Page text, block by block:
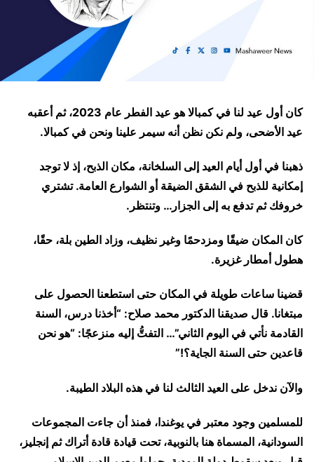
كان أول عيد لنا في كمبالا هو عيد الفطر عام 2023، ثم أعقبه
عيد الأضحى، ولم نكن نظن أنه سيمر علينا ونحن في كمبالا.
ذهبنا في أول أيام العيد إلى السلخانة، مكان الذبح، إذ لا توجد
إمكانية للذبح في الشقق الضيقة أو الشوارع العامة. تشتري
خروفك ثم تدفع به إلى الجزار… وتنتظر.
كان المكان ضيقًا ومزدحمًا وغير نظيف، وزاد الطين بلة، حقًا،
هطول أمطار غزيرة.
قضينا ساعات طويلة في المكان حتى استطعنا الحصول على
مبتغانا. قال صديقنا الدكتور محمد صلاح: “أخذنا درس، السنة
القادمة نأتي في اليوم الثاني”… التفتُّ إليه منزعجًا: “هو نحن
قاعدين حتى السنة الجاية؟!”
والآن ندخل على العيد الثالث لنا في هذه البلاد الطيبة.
للمسلمين وجود معتبر في يوغندا، فمنذ أن جاءت المجموعات
السودانية، المسماة هنا بالنوبية، تحت قيادة قادة أتراك ثم إنجليز،